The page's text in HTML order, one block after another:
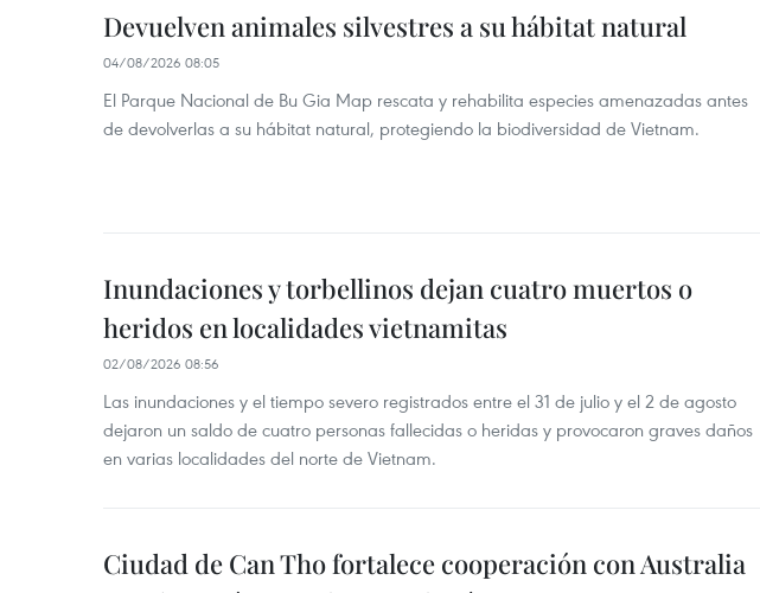
Devuelven animales silvestres a su hábitat natural
04/08/2026 08:05
El Parque Nacional de Bu Gia Map rescata y rehabilita especies amenazadas antes
de devolverlas a su hábitat natural, protegiendo la biodiversidad de Vietnam.
Inundaciones y torbellinos dejan cuatro muertos o
heridos en localidades vietnamitas
02/08/2026 08:56
Las inundaciones y el tiempo severo registrados entre el 31 de julio y el 2 de agosto
dejaron un saldo de cuatro personas fallecidas o heridas y provocaron graves daños
en varias localidades del norte de Vietnam.
Ciudad de Can Tho fortalece cooperación con Australia